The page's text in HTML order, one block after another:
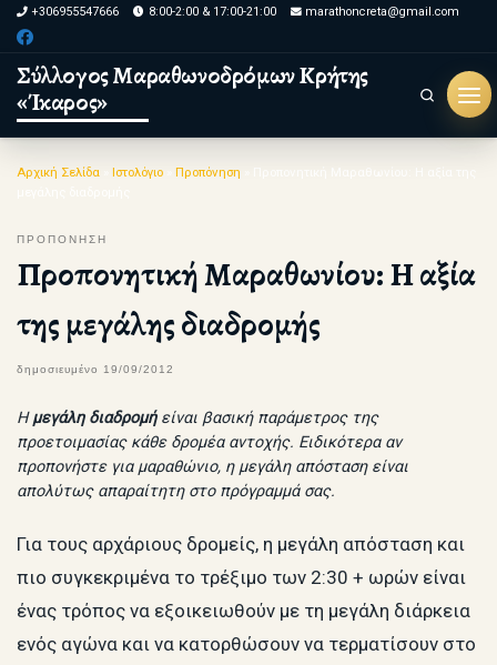
Skip to content
+306955547666 8:00-2:00 & 17:00-21:00 marathoncreta@gmail.com
Σύλλογος Μαραθωνοδρόμων Κρήτης
«Ίκαρος»
Search
Αρχική Σελίδα Ιστολόγιο Προπόνηση
ΠΡΟΠΟΝΗΣΗ
Προπονητική Μαραθωνίου: Η αξία
της μεγάλης διαδρομής
δημοσιευμένο 19/09/2012
Ημεγάλη διαδρομήείναι βασική παράμετρος της
προετοιμασίας κάθε δρομέα αντοχής. Ειδικότερα αν
προπονήστε για μαραθώνιο, η μεγάλη απόσταση είναι
απολύτως απαραίτητη στο πρόγραμμά σας.
Για τους αρχάριους δρομείς, η μεγάλη απόσταση και
πιο συγκεκριμένα το τρέξιμο των 2:30 + ωρών είναι
ένας τρόπος να εξοικειωθούν με τη μεγάλη διάρκεια
ενός αγώνα και να κατορθώσουν να τερματίσουν στο